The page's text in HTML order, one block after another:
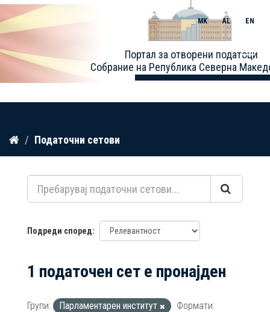
Прескокнете
содржина
Портал за отворени податоци
Собрание на Република Северна
MK AL EN
Toggle
Податочни сетови
Подреди според
1 податочен сет е пронајден
Групи: Парламентарен институт
Формати: